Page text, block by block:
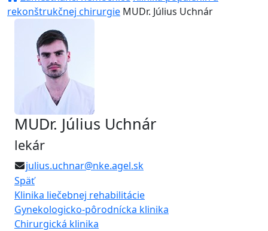
rekonštrukčnej chirurgie MUDr. Július Uchnár
MUDr. Július Uchnár
lekár
julius.uchnar@nke.agel.sk
Späť
Klinika liečebnej rehabilitácie
Gynekologicko-pôrodnícka klinika
Chirurgická klinika